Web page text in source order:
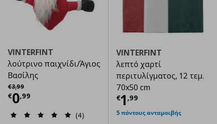
VINTERFINT
λούτρινο παιχνίδι/Άγιος
Βασίλης
€3,99
Αρχική τιμή
€0,99
Τρέχουσα τιμή € 0,99
(4)
VINTERFINT
λεπτό χαρτί
περιτυλίγματος, 12 τεμ.
70x50 cm
€1 ,99
Τρέχουσα
5 πόντους ανταμοιβής